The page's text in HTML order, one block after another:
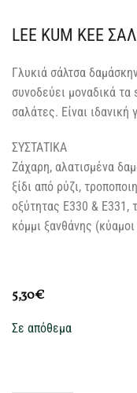
LEE KUM KEE
Γλυκιά σάλτσα
συνοδεύει μοναδικά τα
σαλάτες. Είναι
ΣΥΣΤΑΤΙΚΑ
Zάχαρη, αλατισμένα
ξίδι από ρύζι,
οξύτητας Ε330 & Ε331,
κόμμι ξανθάνης (κύαμοι
5,30€
Σε απόθεμα